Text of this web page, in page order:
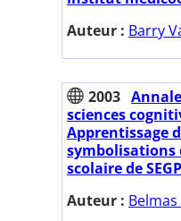
Auteur : Barry
2003
sciences
Apprentissage
symbolisations
scolaire de
Auteur :